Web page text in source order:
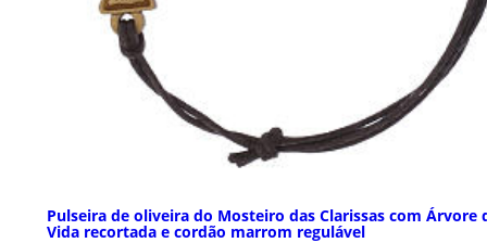
Pulseira de oliveira do Mosteiro das Clarissas com Árvore
Vida recortada e cordão marrom regulável